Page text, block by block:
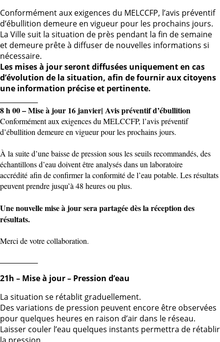
Conformément aux exigences du MELCCFP, l’avis préventif
d’ébullition demeure en vigueur pour les prochains jours.
La Ville suit la situation de près pendant la fin de semaine
et demeure prête à diffuser de nouvelles informations si
nécessaire.
Les mises à jour seront diffusées uniquement en cas
d’évolution de la situation, afin de fournir aux citoyens
une information précise et pertinente.
8 h 00 – Mise à jour 16 janvier| Avis préventif d’ébullition
Conformément aux exigences du MELCCFP, l’avis préventif
d’ébullition demeure en vigueur pour les prochains jours.
À la suite d’une baisse de pression sous les seuils recommandés, des
échantillons d’eau doivent être analysés dans un laboratoire
accrédité afin de confirmer la conformité de l’eau potable. Les résultats
peuvent prendre jusqu’à 48 heures ou plus.
Une nouvelle mise à jour sera partagée dès la réception des
résultats.
Merci de votre collaboration.
21h – Mise à jour – Pression d’eau
La situation se rétablit graduellement.
Des variations de pression peuvent encore être observées
pour quelques heures en raison d’air dans le réseau.
Laisser couler l’eau quelques instants permettra de rétablir
la pression.